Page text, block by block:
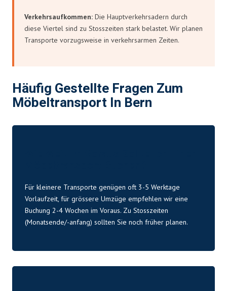
Verkehrsaufkommen: Die Hauptverkehrsadern durch
diese Viertel sind zu Stosszeiten stark belastet. Wir planen
Transporte vorzugsweise in verkehrsarmen Zeiten.
Häufig Gestellte Fragen Zum
Möbeltransport In Bern
Für kleinere Transporte genügen oft 3-5 Werktage
Vorlaufzeit, für grössere Umzüge empfehlen wir eine
Buchung 2-4 Wochen im Voraus. Zu Stosszeiten
(Monatsende/-anfang) sollten Sie noch früher planen.